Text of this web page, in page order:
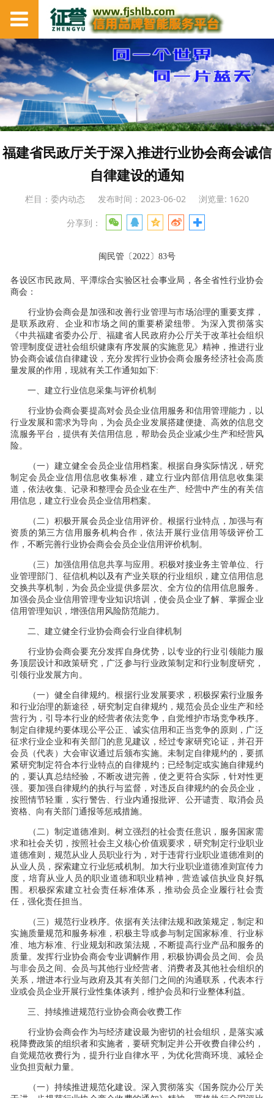
福建省民政厅关于深入推进行业协会商会诚信
自律建设的通知
栏目：委内动态 发布时间：2023-06-02 浏览量: 1620
分享到：
闽民管〔2022〕83号
各设区市民政局、平潭综合实验区社会事业局，各全省性行业协会
商会：
行业协会商会是加强和改善行业管理与市场治理的重要支撑，
是联系政府、企业和市场之间的重要桥梁纽带。为深入贯彻落实
《中共福建省委办公厅、福建省人民政府办公厅关于改革社会组织
管理制度促进社会组织健康有序发展的实施意见》精神，推进行业
协会商会诚信自律建设，充分发挥行业协会商会服务经济社会高质
量发展的作用，现就有关工作通知如下:
一、建立行业信息采集与评价机制
行业协会商会要提高对会员企业信用服务和信用管理能力，以
行业发展和需求为导向，为会员企业发展搭建便捷、高效的信息交
流服务平台，提供有关信用信息，帮助会员企业减少生产和经营风
险。
（一）建立健全会员企业信用档案。根据自身实际情况，研究
制定会员企业信用信息收集标准，建立行业内部信用信息收集渠
道，依法收集、记录和整理会员企业在生产、经营中产生的有关信
用信息，建立行业会员企业信用档案。
（二）积极开展会员企业信用评价。根据行业特点，加强与有
资质的第三方信用服务机构合作，依法开展行业信用等级评价工
作，不断完善行业协会商会会员企业信用评价机制。
（三）加强信用信息共享与应用。积极对接业务主管单位、行
业管理部门、征信机构以及有产业关联的行业组织，建立信用信息
交换共享机制，为会员企业提供多层次、全方位的信用信息服务。
加强会员企业信用管理专业知识培训，使会员企业了解、掌握企业
信用管理知识，增强信用风险防范能力。
二、建立健全行业协会商会行业自律机制
行业协会商会要充分发挥自身优势，以专业的行业引领能力服
务顶层设计和政策研究，广泛参与行业政策制定和行业制度研究，
引领行业发展方向。
（一）健全自律规约。根据行业发展要求，积极探索行业服务
和行业治理的新途径，研究制定自律规约，规范会员企业生产和经
营行为，引导本行业的经营者依法竞争，自觉维护市场竞争秩序。
制定自律规约要体现公平公正、诚实信用和正当竞争的原则，广泛
征求行业企业和有关部门的意见建议，经过专家研究论证，并召开
会员（代表）大会审议通过后颁布实施。未制定自律规约的，要抓
紧研究制定符合本行业特点的自律规约；已经制定或实施自律规约
的，要认真总结经验，不断改进完善，使之更符合实际，针对性更
强。要加强自律规约的执行与监督，对违反自律规约的会员企业，
按照情节轻重，实行警告、行业内通报批评、公开谴责、取消会员
资格、向有关部门通报等惩戒措施。
（二）制定道德准则。树立强烈的社会责任意识，服务国家需
求和社会关切，按照社会主义核心价值观要求，研究制定行业职业
道德准则，规范从业人员职业行为，对于违背行业职业道德准则的
从业人员，探索建立行业惩戒机制。加大行业职业道德准则宣传力
度，培育从业人员的职业道德和职业精神，营造诚信执业良好氛
围。积极探索建立社会责任标准体系，推动会员企业履行社会责
任，强化责任担当。
（三）规范行业秩序。依据有关法律法规和政策规定，制定和
实施质量规范和服务标准，积极主导或参与制定国家标准、行业标
准、地方标准、行业规划和政策法规，不断提高行业产品和服务的
质量。发挥行业协会商会专业调解作用，积极协调会员之间、会员
与非会员之间、会员与其他行业经营者、消费者及其他社会组织的
关系，增进本行业与政府及其有关部门之间的沟通联系，代表本行
业或会员企业开展行业性集体谈判，维护会员和行业整体利益。
三、持续推进规范行业协会商会收费工作
行业协会商会作为与经济建设最为密切的社会组织，是落实减
税降费政策的组织者和实施者，要研究制定并公开收费自律公约，
自觉规范收费行为，提升行业自律水平，为优化营商环境、减轻企
业负担贡献力量。
（一）持续推进规范化建设。深入贯彻落实《国务院办公厅关